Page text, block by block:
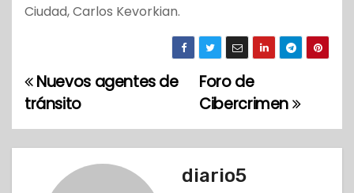
Ciudad, Carlos Kevorkian.
N
a
v
Foro de
Cibercrimen
Nuevos agentes de
tránsito
diario5